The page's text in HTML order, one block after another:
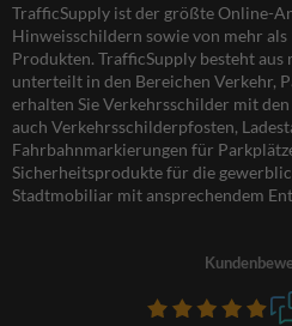
TrafficSupply ist der größte Online-
Hinweisschildern sowie von mehr als
Produkten. TrafficSupply besteht
unterteilt in den Bereichen Verkehr,
erhalten Sie Verkehrsschilder mit
auch Verkehrsschilderpfosten,
Fahrbahnmarkierungen für
Sicherheitsprodukte für die
Stadtmobiliar mit ansprechendem